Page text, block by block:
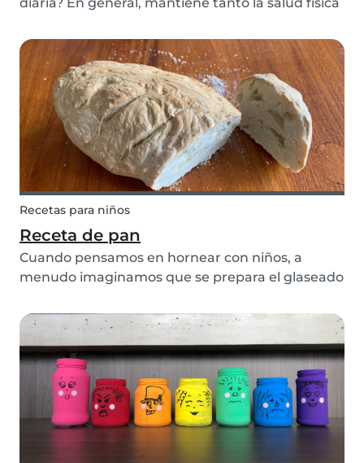
tareas o le preocupa que se le olviden detalles
importantes, empiece por trazar un programa
di...
Recetas para niños
Receta de pan
Cuando pensamos en hornear con niños, a
menudo imaginamos que se prepara el glaseado
qué no presentarles algo más simple y más
sano? ¡Esta sencilla receta de pan es la perfecta
receta pa...